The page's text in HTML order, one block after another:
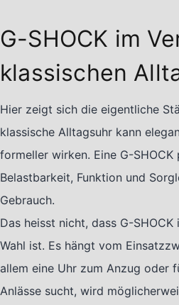
G-SHOCK im
klassischen
Hier zeigt sich die eigentliche
klassische Alltagsuhr kann
formeller wirken. Eine G-
Belastbarkeit, Funktion und
Gebrauch.
Das heisst nicht, dass G-
Wahl ist. Es hängt vom
allem eine Uhr zum Anzug oder
Anlässe sucht, wird